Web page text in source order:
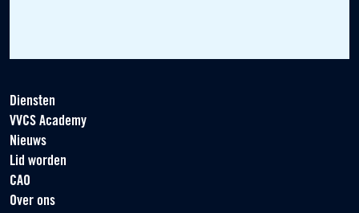
Diensten
VVCS Academy
Nieuws
Lid worden
CAO
Over ons